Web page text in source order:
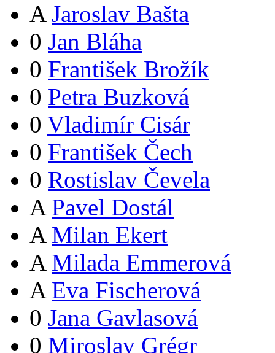
A Jaroslav Bašta
0 Jan Bláha
0 František Brožík
0 Petra Buzková
0 Vladimír Cisár
0 František Čech
0 Rostislav Čevela
A Pavel Dostál
A Milan Ekert
A Milada Emmerová
A Eva Fischerová
0 Jana Gavlasová
0 Miroslav Grégr